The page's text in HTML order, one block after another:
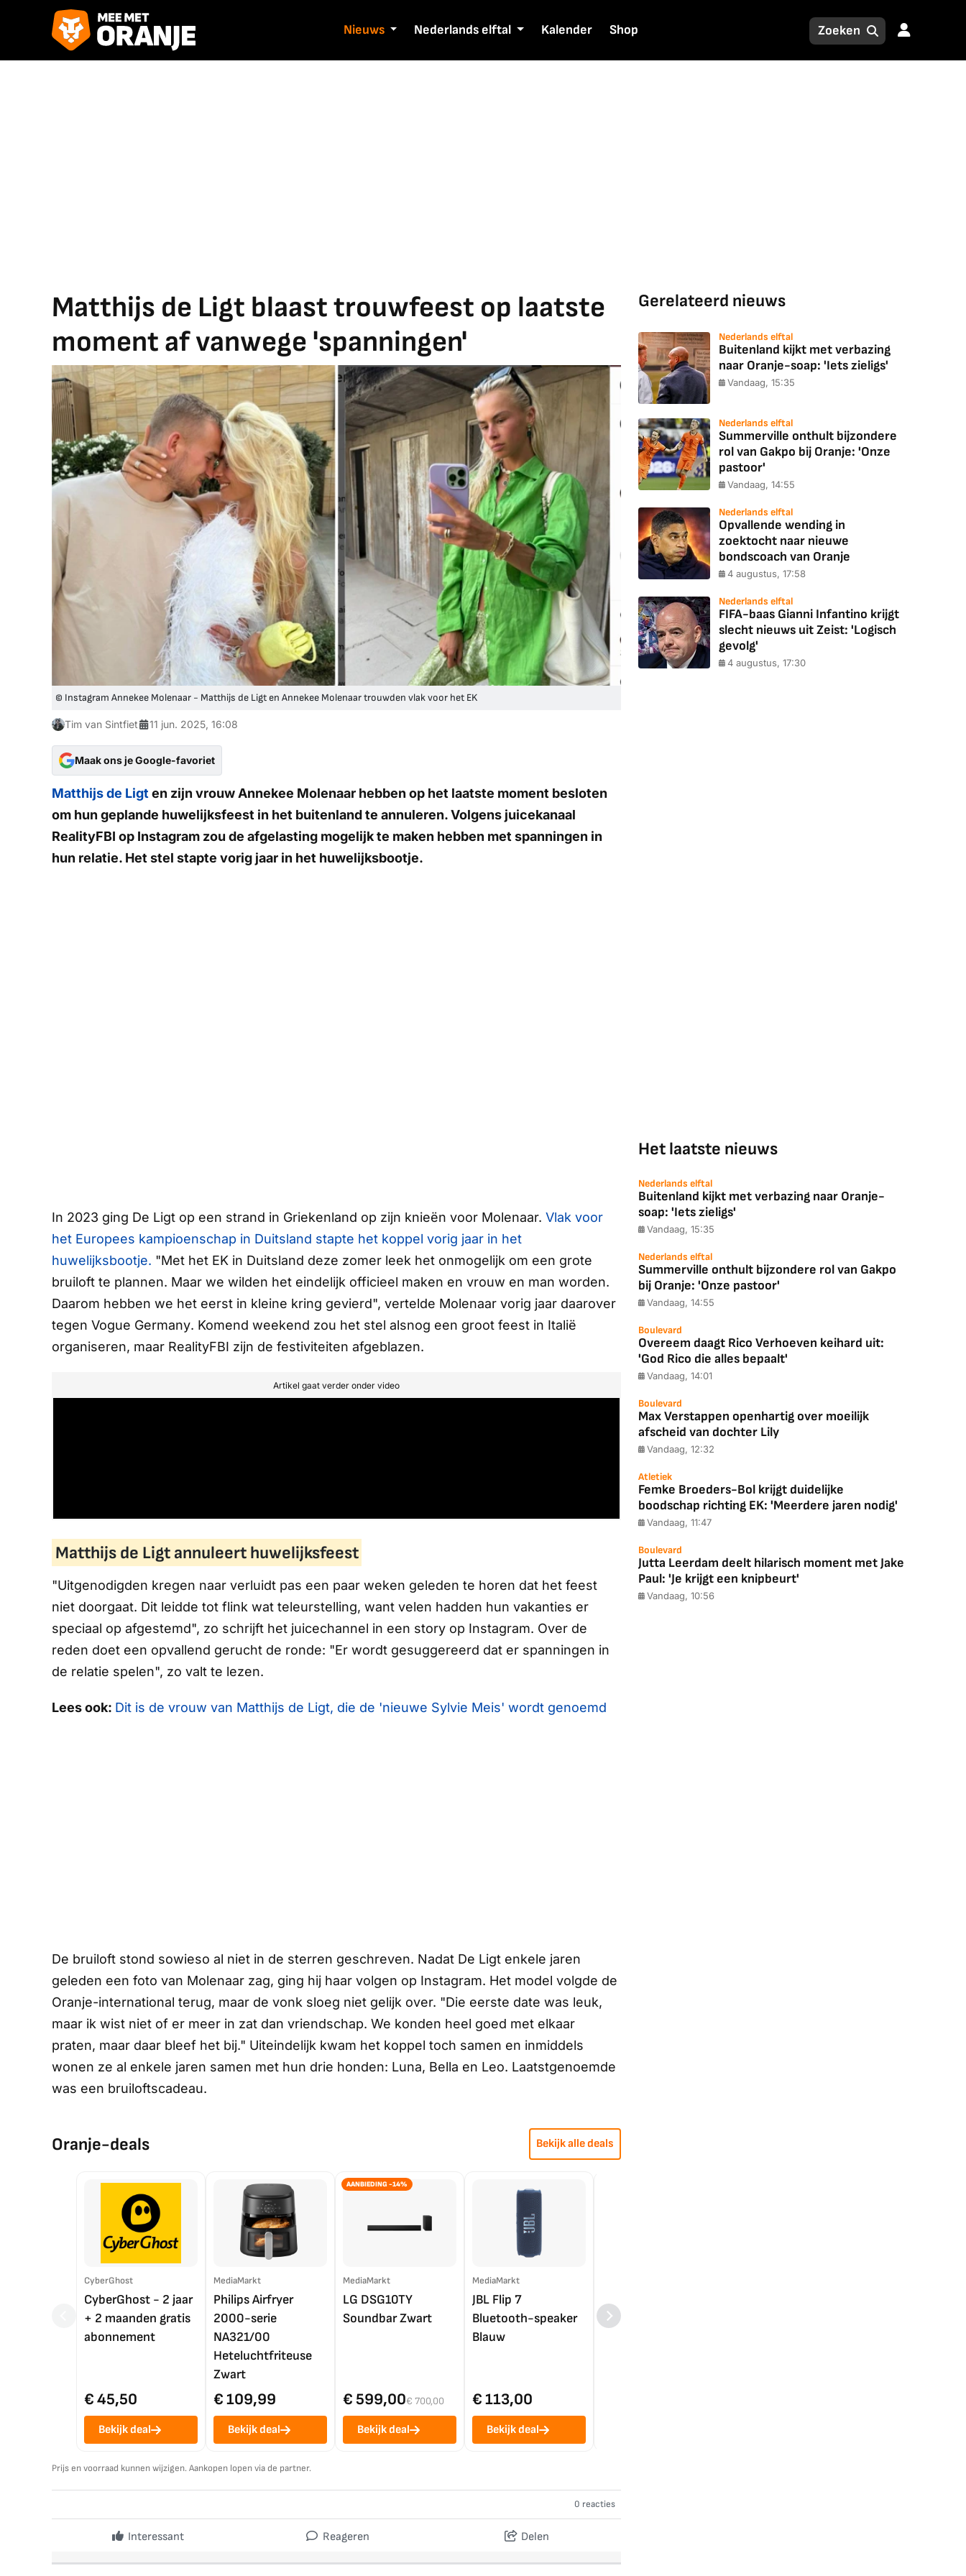
Nieuws Nederlands elftal Kalender Shop
Matthijs de Ligt blaast trouwfeest op laatste
moment af vanwege 'spanningen'
© Instagram Annekee Molenaar - Matthijs de Ligt en Annekee Molenaar trouwden vlak voor het EK
Tim van Sintfiet 11 jun. 2025, 16:08
Maak ons je Google-favoriet
Matthijs de Ligt en zijn vrouw Annekee Molenaar hebben op het laatste moment besloten
om hun geplande huwelijksfeest in het buitenland te annuleren. Volgens juicekanaal
RealityFBI op Instagram zou de afgelasting mogelijk te maken hebben met spanningen in
hun relatie. Het stel stapte vorig jaar in het huwelijksbootje.
In 2023 ging De Ligt op een strand in Griekenland op zijn knieën voor Molenaar. Vlak voor
het Europees kampioenschap in Duitsland stapte het koppel vorig jaar in het
huwelijksbootje. "Met het EK in Duitsland deze zomer leek het onmogelijk om een grote
bruiloft te plannen. Maar we wilden het eindelijk officieel maken en vrouw en man worden.
Daarom hebben we het eerst in kleine kring gevierd", vertelde Molenaar vorig jaar daarover
tegen Vogue Germany. Komend weekend zou het stel alsnog een groot feest in Italië
organiseren, maar RealityFBI zijn de festiviteiten afgeblazen.
Artikel gaat verder onder video
Matthijs de Ligt annuleert huwelijksfeest
"Uitgenodigden kregen naar verluidt pas een paar weken geleden te horen dat het feest
niet doorgaat. Dit leidde tot flink wat teleurstelling, want velen hadden hun vakanties er
speciaal op afgestemd", zo schrijft het juicechannel in een story op Instagram. Over de
reden doet een opvallend gerucht de ronde: "Er wordt gesuggereerd dat er spanningen in
de relatie spelen", zo valt te lezen.
Lees ook: Dit is de vrouw van Matthijs de Ligt, die de 'nieuwe Sylvie Meis' wordt genoemd
De bruiloft stond sowieso al niet in de sterren geschreven. Nadat De Ligt enkele jaren
geleden een foto van Molenaar zag, ging hij haar volgen op Instagram. Het model volgde de
Oranje-international terug, maar de vonk sloeg niet gelijk over. "Die eerste date was leuk,
maar ik wist niet of er meer in zat dan vriendschap. We konden heel goed met elkaar
praten, maar daar bleef het bij." Uiteindelijk kwam het koppel toch samen en inmiddels
wonen ze al enkele jaren samen met hun drie honden: Luna, Bella en Leo. Laatstgenoemde
was een bruiloftscadeau.
Oranje-deals Bekijk alle deals
CyberGhost
CyberGhost - 2 jaar
+ 2 maanden gratis
abonnement
€ 45,50
Bekijk deal
MediaMarkt
Philips Airfryer
2000-serie
NA321/00
Heteluchtfriteuse
Zwart
€ 109,99
Bekijk deal
AANBIEDING -14%
MediaMarkt
LG DSG10TY
Soundbar Zwart
€ 599,00€ 700,00
Bekijk deal
MediaMarkt
JBL Flip 7
Bluetooth-speaker
Blauw
€ 113,00
Bekijk deal
LG OLED55C56LB
4K TV (2025)
Prijs en voorraad kunnen wijzigen. Aankopen lopen via de partner.
0 reacties
Interessant Reageren Delen
Gerelateerd nieuws
Nederlands elftal
Buitenland kijkt met verbazing
naar Oranje-soap: 'Iets zieligs'
Vandaag, 15:35
Nederlands elftal
Summerville onthult bijzondere
rol van Gakpo bij Oranje: 'Onze
pastoor'
Vandaag, 14:55
Nederlands elftal
Opvallende wending in
zoektocht naar nieuwe
bondscoach van Oranje
4 augustus, 17:58
Nederlands elftal
FIFA-baas Gianni Infantino krijgt
slecht nieuws uit Zeist: 'Logisch
gevolg'
4 augustus, 17:30
Het laatste nieuws
Nederlands elftal
Buitenland kijkt met verbazing naar Oranje-
soap: 'Iets zieligs'
Vandaag, 15:35
Nederlands elftal
Summerville onthult bijzondere rol van Gakpo
bij Oranje: 'Onze pastoor'
Vandaag, 14:55
Boulevard
Overeem daagt Rico Verhoeven keihard uit:
'God Rico die alles bepaalt'
Vandaag, 14:01
Boulevard
Max Verstappen openhartig over moeilijk
afscheid van dochter Lily
Vandaag, 12:32
Atletiek
Femke Broeders-Bol krijgt duidelijke
boodschap richting EK: 'Meerdere jaren nodig'
Vandaag, 11:47
Boulevard
Jutta Leerdam deelt hilarisch moment met Jake
Paul: 'Je krijgt een knipbeurt'
Vandaag, 10:56